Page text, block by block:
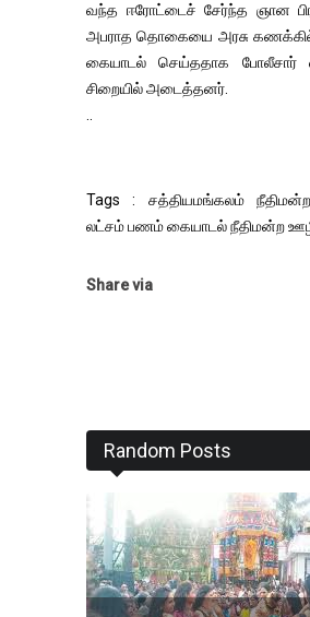
வந்த ஈரோட்டைச் சேர்ந்த ஞான
அபராத தொகையை அரசு
கையாடல் செய்ததாக போலீசார்
சிறையில் அடைத்தனர்.
..
Tags : சத்தியமங்கலம்
லட்சம் பணம் கையாடல் நீதிமன்ற
Share via
Random Posts